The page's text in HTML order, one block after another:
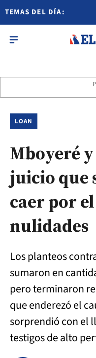
TEMAS DEL DÍA:
LOAN
Mboyeré
juicio que
caer por
nulidades
Los planteos
sumaron en
pero terminaron
que enderezó el
sorprendió con el
testigos de alto